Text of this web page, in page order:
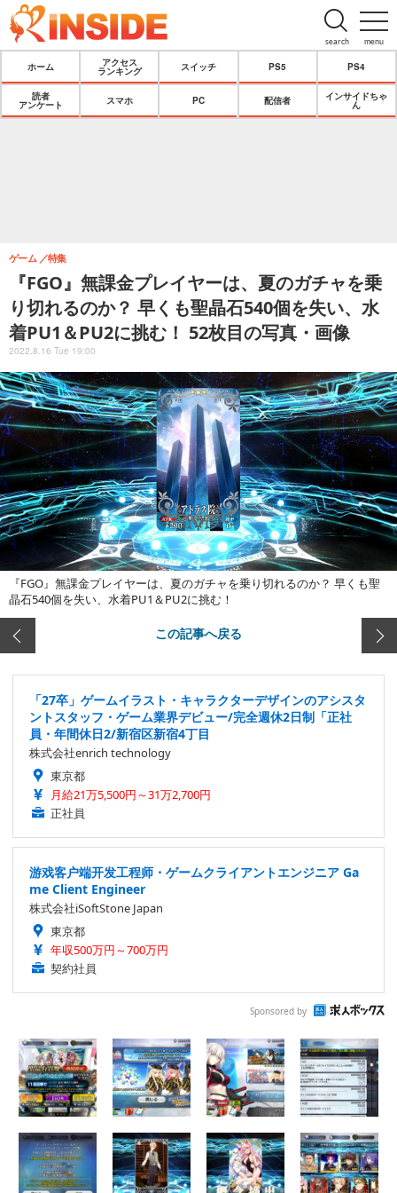
menu
search
ホーム
アクセス
ランキング
スイッチ PS5 PS4
読者
アンケート
スマホ PC 配信者
インサイドちゃ
ん
『FGO』無課金プレイヤーは、夏のガチャを乗
り切れるのか？ 早くも聖晶石540個を失い、水
着PU1＆PU2に挑む！ 52枚目の写真・画像
ゲーム 特集
2022.8.16 Tue 19:00
『FGO』無課金プレイヤーは、夏のガチャを乗り切れるのか？ 早くも聖
晶石540個を失い、水着PU1＆PU2に挑む！
この記事へ戻る
「27卒」ゲームイラスト・キャラクターデザインのアシスタ
ントスタッフ・ゲーム業界デビュー/完全週休2日制「正社
員・年間休日2/新宿区新宿4丁目
株式会社enrich technology
東京都
月給21万5,500円～31万2,700円
正社員
游戏客户端开发工程师・ゲームクライアントエンジニア Ga
me Client Engineer
株式会社iSoftStone Japan
東京都
年収500万円～700万円
契約社員
Sponsored by